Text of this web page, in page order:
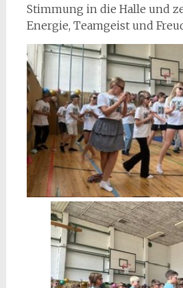
Stimmung in die Halle und
Energie, Teamgeist und